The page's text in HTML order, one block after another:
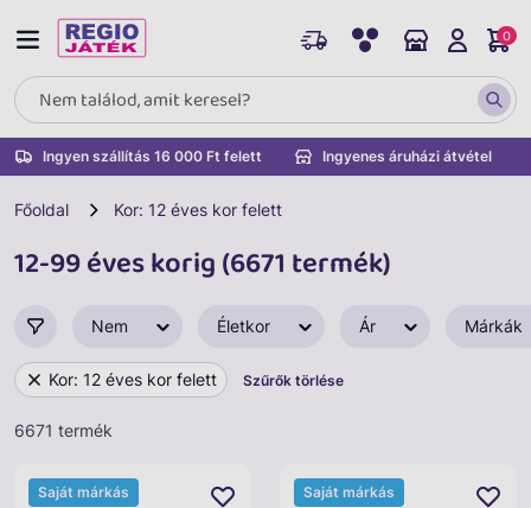
Ingyen szállítás 16 000 Ft felett Ingyenes áruházi átvétel
0
Főoldal Kor: 12 éves kor felett
12-99 éves korig (6671 termék)
Nem Életkor Ár Márkák
Kor: 12 éves kor felett Szűrők törlése
6671 termék
Saját márkás Saját márkás